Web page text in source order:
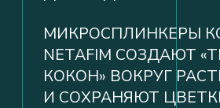
И ФЕРТИГАЦИИ
«ПОД КЛЮЧ»